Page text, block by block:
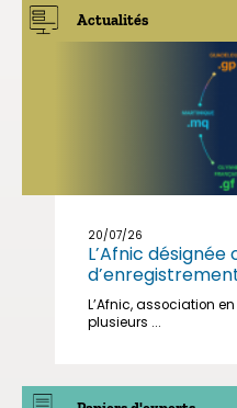
Actualités
20/07/26
L’Afnic
L’Afnic, association
plusieurs ...